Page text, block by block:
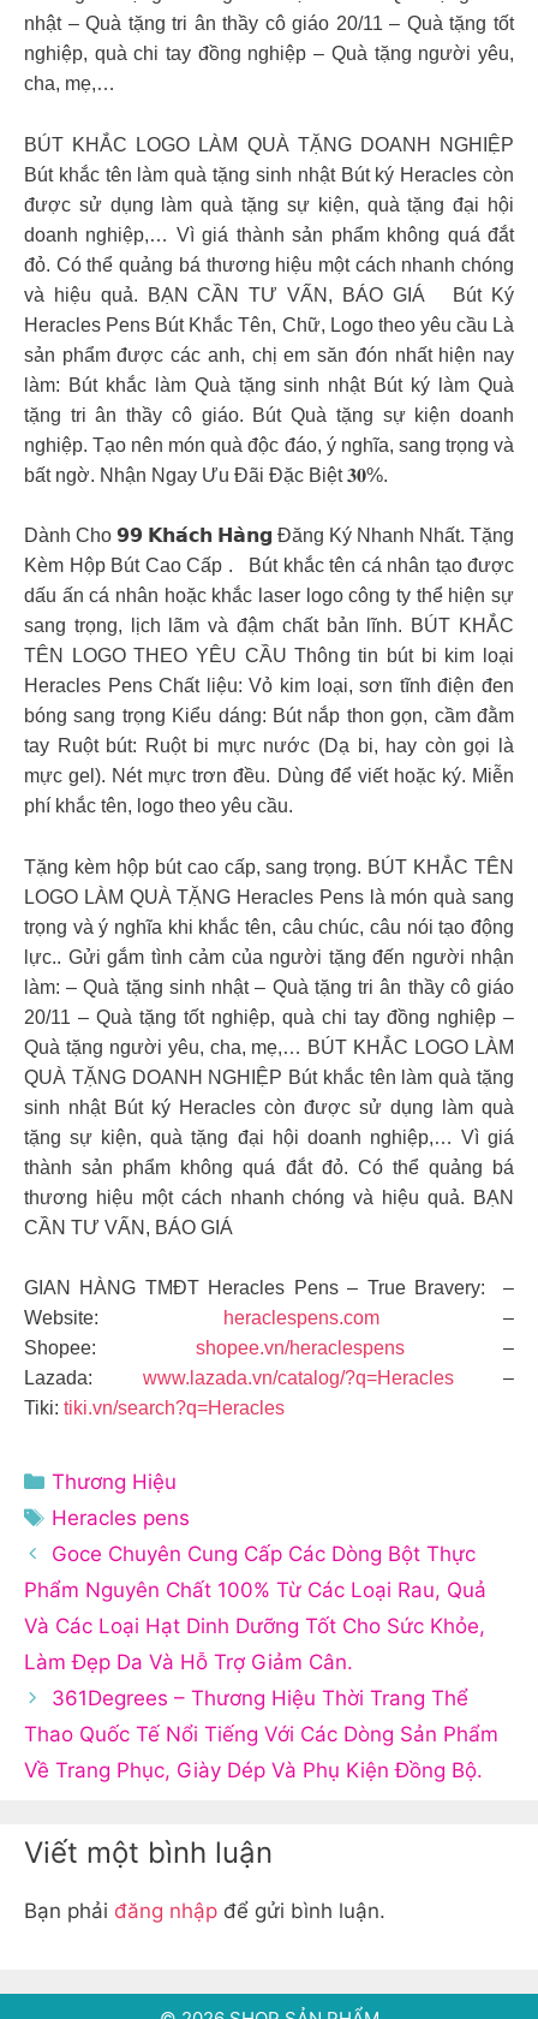
nhật – Quà tặng tri ân thầy cô giáo 20/11 – Quà tặng tốt
nghiệp, quà chi tay đồng nghiệp – Quà tặng người yêu,
cha, mẹ,…
BÚT KHẮC LOGO LÀM QUÀ TẶNG DOANH NGHIỆP
Bút khắc tên làm quà tặng sinh nhật Bút ký Heracles còn
được sử dụng làm quà tặng sự kiện, quà tặng đại hội
doanh nghiệp,… Vì giá thành sản phẩm không quá đắt
đỏ. Có thể quảng bá thương hiệu một cách nhanh chóng
và hiệu quả. BẠN CẦN TƯ VẤN, BÁO GIÁ
Bút Ký
Heracles Pens Bút Khắc Tên, Chữ, Logo theo yêu cầu Là
sản phẩm được các anh, chị em săn đón nhất hiện nay
làm: Bút khắc làm Quà tặng sinh nhật Bút ký làm Quà
tặng tri ân thầy cô giáo. Bút Quà tặng sự kiện doanh
nghiệp. Tạo nên món quà độc đáo, ý nghĩa, sang trọng và
bất ngờ. Nhận Ngay Ưu Đãi Đặc Biệt 𝟑𝟎%.
Dành Cho 𝟵𝟵 𝗞𝗵𝗮́𝗰𝗵 𝗛𝗮̀𝗻𝗴 Đăng Ký Nhanh Nhất. Tặng
Kèm Hộp Bút Cao Cấp .
Bút khắc tên cá nhân tạo được
dấu ấn cá nhân hoặc khắc laser logo công ty thể hiện sự
sang trọng, lịch lãm và đậm chất bản lĩnh. BÚT KHẮC
TÊN LOGO THEO YÊU CẦU Thông tin bút bi kim loại
Heracles Pens Chất liệu: Vỏ kim loại, sơn tĩnh điện đen
bóng sang trọng Kiểu dáng: Bút nắp thon gọn, cầm đằm
tay Ruột bút: Ruột bi mực nước (Dạ bi, hay còn gọi là
mực gel). Nét mực trơn đều. Dùng để viết hoặc ký. Miễn
phí khắc tên, logo theo yêu cầu.
Tặng kèm hộp bút cao cấp, sang trọng. BÚT KHẮC TÊN
LOGO LÀM QUÀ TẶNG Heracles Pens là món quà sang
trọng và ý nghĩa khi khắc tên, câu chúc, câu nói tạo động
lực.. Gửi gắm tình cảm của người tặng đến người nhận
làm: – Quà tặng sinh nhật – Quà tặng tri ân thầy cô giáo
20/11 – Quà tặng tốt nghiệp, quà chi tay đồng nghiệp –
Quà tặng người yêu, cha, mẹ,… BÚT KHẮC LOGO LÀM
QUÀ TẶNG DOANH NGHIỆP Bút khắc tên làm quà tặng
sinh nhật Bút ký Heracles còn được sử dụng làm quà
tặng sự kiện, quà tặng đại hội doanh nghiệp,… Vì giá
thành sản phẩm không quá đắt đỏ. Có thể quảng bá
thương hiệu một cách nhanh chóng và hiệu quả. BẠN
CẦN TƯ VẤN, BÁO GIÁ
GIAN HÀNG TMĐT Heracles Pens – True Bravery: –
Website:
heraclespens.com–
Shopee: shopee.vn/heraclespens–
Lazada: www.lazada.vn/catalog/?q=Heracles–
Tiki: tiki.vn/search?q=Heracles
Danh
mục
Thương Hiệu
Thẻ
Heracles pens
Goce Chuyên Cung Cấp Các Dòng Bột Thực
Phẩm Nguyên Chất 100% Từ Các Loại Rau, Quả
Và Các Loại Hạt Dinh Dưỡng Tốt Cho Sức Khỏe,
Làm Đẹp Da Và Hỗ Trợ Giảm Cân.
361Degrees – Thương Hiệu Thời Trang Thể
Thao Quốc Tế Nổi Tiếng Với Các Dòng Sản Phẩm
Về Trang Phục, Giày Dép Và Phụ Kiện Đồng Bộ.
Viết một bình luận
Bạn phải đăng nhập để gửi bình luận.